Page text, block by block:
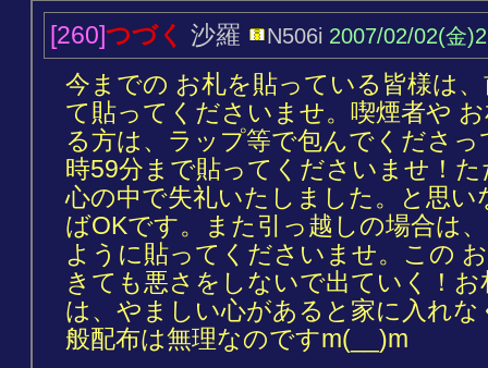
[260]つづく 沙羅 N506i 2007/02/02(金
今までの お札を貼っている皆様は
て貼ってくださいませ。喫煙者や
る方は、ラップ等で包んでくださ
時59分まで貼ってくださいませ！
心の中で失礼いたしました。と思
ばOKです。また引っ越しの場合は
ように貼ってくださいませ。この
きても悪さをしないで出ていく！
は、やましい心があると家に入れ
般配布は無理なのですm(__)m